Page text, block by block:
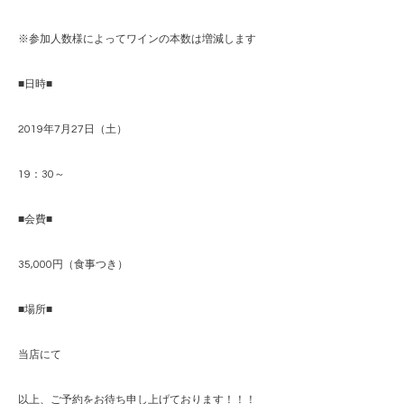
※参加人数様によってワインの本数は増減します
■日時■
2019年7月27日（土）
19：30～
■会費■
35,000円（食事つき）
■場所■
当店にて
以上、ご予約をお待ち申し上げております！！！